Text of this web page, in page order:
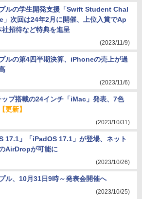
ルの学生開発支援「Swift Student Chal
」次回は24年2月に開催、上位入賞でAp
招待など特典を進呈
(2023/11/9)
ルの第4四半期決算、iPhoneの売上が過
(2023/11/6)
ップ搭載の24インチ「iMac」発表、7色
【更新】
(2023/10/31)
17.1」「iPadOS 17.1」が登場、ネット
AirDropが可能に
(2023/10/26)
ル、10月31日9時～発表会開催へ
(2023/10/25)